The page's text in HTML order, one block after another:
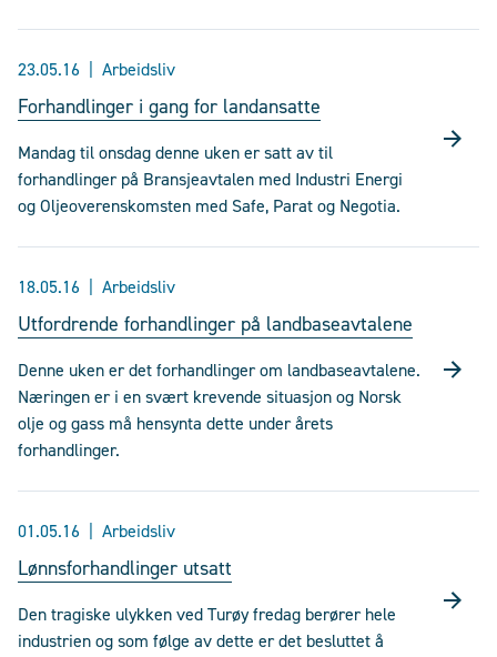
23.05.16 Arbeidsliv
Forhandlinger i gang for landansatte
Mandag til onsdag denne uken er satt av til
forhandlinger på Bransjeavtalen med Industri Energi
og Oljeoverenskomsten med Safe, Parat og Negotia.
18.05.16 Arbeidsliv
Utfordrende forhandlinger på landbaseavtalene
Denne uken er det forhandlinger om landbaseavtalene.
Næringen er i en svært krevende situasjon og Norsk
olje og gass må hensynta dette under årets
forhandlinger.
01.05.16 Arbeidsliv
Lønnsforhandlinger utsatt
Den tragiske ulykken ved Turøy fredag berører hele
industrien og som følge av dette er det besluttet å